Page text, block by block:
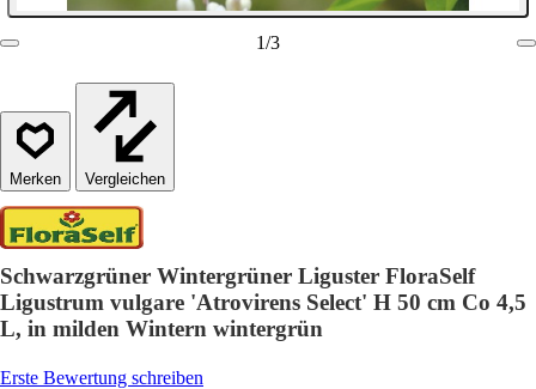
1/3
Vergleichen
Schwarzgrüner Wintergrüner Liguster FloraSelf
Ligustrum vulgare 'Atrovirens Select' H 50 cm Co 4,5
L, in milden Wintern wintergrün
Erste Bewertung schreiben